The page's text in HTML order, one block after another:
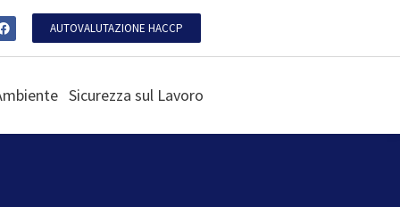
AUTOVALUTAZIONE HACCP
Sicurezza sul Lavoro